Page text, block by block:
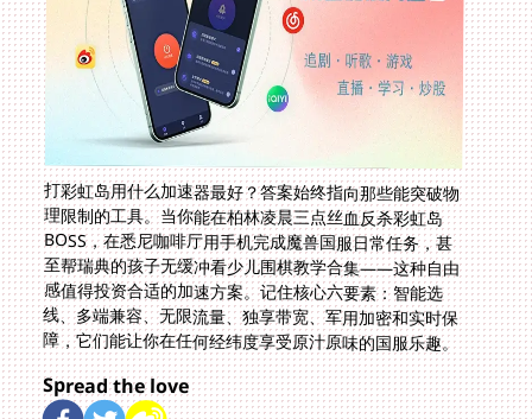
打彩虹岛用什么加速器最好？答案始终指向那些能突破物
理限制的工具。当你能在柏林凌晨三点丝血反杀彩虹岛
BOSS，在悉尼咖啡厅用手机完成魔兽国服日常任务，甚
至帮瑞典的孩子无缓冲看少儿围棋教学合集——这种自由
感值得投资合适的加速方案。记住核心六要素：智能选
线、多端兼容、无限流量、独享带宽、军用加密和实时保
障，它们能让你在任何经纬度享受原汁原味的国服乐趣。
Spread the love